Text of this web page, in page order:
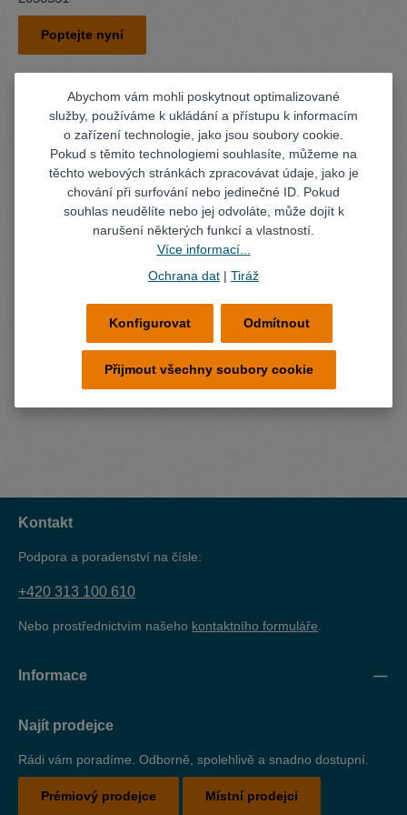
Poptejte nyní
Online prodejce Místní prodejce
Popis
Aplikace: Optimálně se hodí ke všem běžným
ultrazvukovým zařízením a systémům čištění zaplavením.
Lze použít i v procesech s…Více
Kontakt
Podpora a poradenství na čísle:
+420 313 100 610
Nebo prostřednictvím našeho kontaktního formuláře
Informace
Najít prodejce
Rádi vám poradíme. Odborně, spolehlivě a snadno dostupní.
Prémiový prodejce Místní prodejci
Abychom vám mohli poskytnout optimalizované
služby, používáme k ukládání a přístupu k informacím
o zařízení technologie, jako jsou soubory cookie.
Pokud s těmito technologiemi souhlasíte, můžeme na
těchto webových stránkách zpracovávat údaje, jako je
chování při surfování nebo jedinečné ID. Pokud
souhlas neudělíte nebo jej odvoláte, může dojít k
narušení některých funkcí a vlastností.
Více informací...
Ochrana dat | Tiráž
Odmítnout
Konfigurovat
Přijmout všechny soubory cookie